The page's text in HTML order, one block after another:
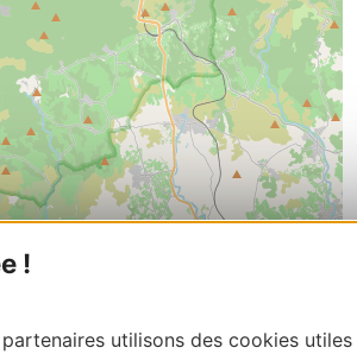
!
utilisons des cookies utiles